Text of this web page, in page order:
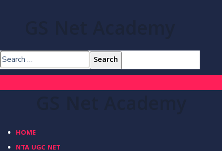
HOME
NTA UGC NET